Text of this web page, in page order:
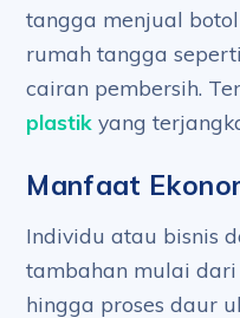
tangga menjual
rumah tangga
cairan pembersih.
plastik yang
Manfaat
Individu atau bisnis
tambahan mulai
hingga proses daur